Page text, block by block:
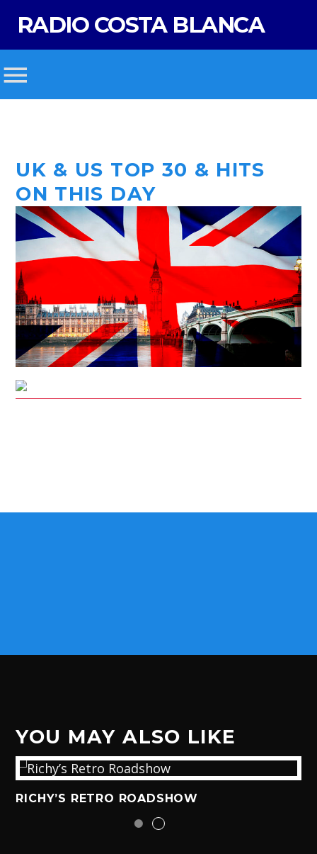
RADIO COSTA BLANCA
UK & US TOP 30 & HITS
ON THIS DAY
YOU MAY ALSO LIKE
RICHY’S RETRO ROADSHOW